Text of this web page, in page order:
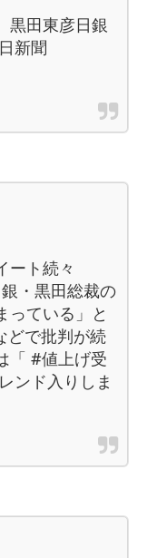
黒田東彦日銀
新聞
ート続々
・黒田総裁の
っている」と
どで批判が続
「 #値上げ受
ンド入りしま